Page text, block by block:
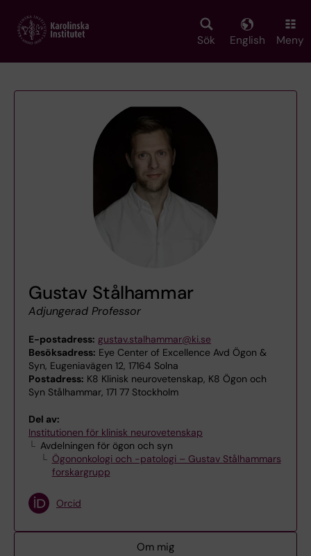
main
Sök English Meny
Gustav Stålhammar
Adjungerad Professor
E-postadress: gustav.stalhammar@ki.se
Besöksadress: Eye Center of Excellence Avd Ögon &
Syn, Eugeniavägen 12, 17164 Solna
Postadress: K8 Klinisk neurovetenskap, K8 Ögon och
Syn Stålhammar, 171 77 Stockholm
Del av:
Institutionen för klinisk neurovetenskap
Avdelningen för ögon och syn
Ögononkologi och -patologi – Gustav Stålhammars
forskargrupp
Orcid
Om mig